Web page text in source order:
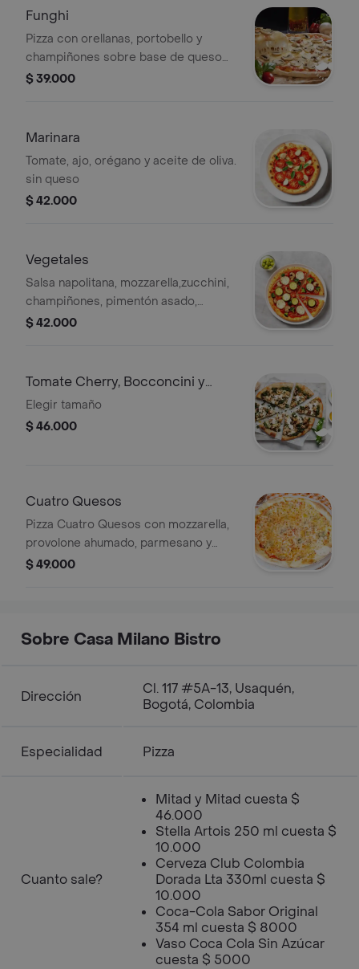
Funghi
Pizza con orellanas, portobello y
champiñones sobre base de queso
fundido.
$ 39.000
Marinara
Tomate, ajo, orégano y aceite de oliva.
sin queso
$ 42.000
Vegetales
Salsa napolitana, mozzarella,zucchini,
champiñones, pimentón asado,
brócoli y cebolla.
$ 42.000
Tomate Cherry, Bocconcini y
Pesto
Elegir tamaño
$ 46.000
Cuatro Quesos
Pizza Cuatro Quesos con mozzarella,
provolone ahumado, parmesano y
straciatella.
$ 49.000
Sobre Casa Milano Bistro
Dirección
Cl. 117 #5A-13, Usaquén,
Bogotá, Colombia
Especialidad Pizza
Cuanto sale?
Mitad y Mitad cuesta $
46.000
Stella Artois 250 ml cuesta $
10.000
Cerveza Club Colombia
Dorada Lta 330ml cuesta $
10.000
Coca-Cola Sabor Original
354 ml cuesta $ 8000
Vaso Coca Cola Sin Azúcar
cuesta $ 5000